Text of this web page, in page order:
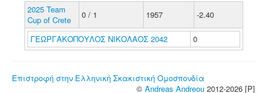
2025 Team
Cup of Crete
0 / 1 1957 -2.40
ΓΕΩΡΓΑΚΟΠΟΥΛΟΣ ΝΙΚΟΛΑΟΣ 2042 0
Επιστροφή στην Ελληνική Σκακιστική Ομοσπονδία
© Andreas Andreou 2012-2026 [P]